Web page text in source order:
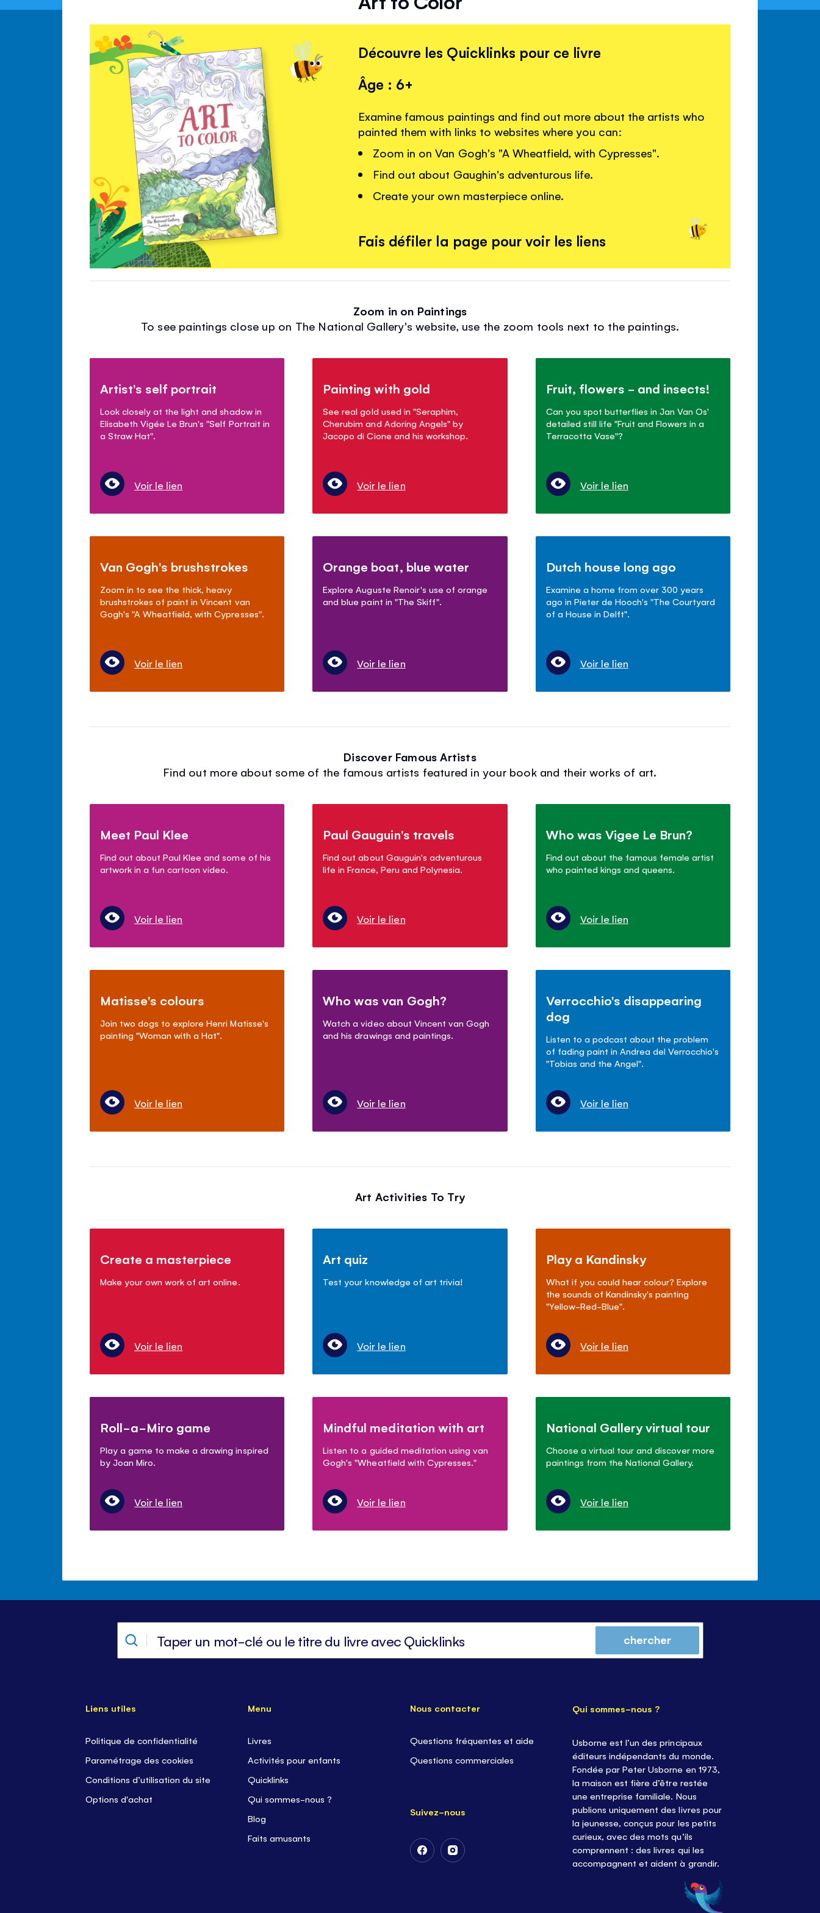
Découvre les Quicklinks pour ce livre
Âge : 6+
Examine famous paintings and find out more about the artists who
painted them with links to websites where you can:
Zoom in on Van Gogh's "A Wheatfield, with Cypresses".
Find out about Gaughin's adventurous life.
Create your own masterpiece online.
Fais défiler la page pour voir les liens
Zoom in on Paintings
To see paintings close up on The National Gallery's website, use the zoom tools next to the paintings.
Artist's self portrait
Look closely at the light and shadow in
Elisabeth Vigée Le Brun's "Self Portrait in
a Straw Hat".
Voir le lien
Painting with gold
See real gold used in "Seraphim,
Cherubim and Adoring Angels" by
Jacopo di Cione and his workshop.
Voir le lien
Fruit, flowers - and insects!
Can you spot butterflies in Jan Van Os'
detailed still life "Fruit and Flowers in a
Terracotta Vase"?
Voir le lien
Van Gogh's brushstrokes
Zoom in to see the thick, heavy
brushstrokes of paint in Vincent van
Gogh's "A Wheatfield, with Cypresses".
Voir le lien
Orange boat, blue water
Explore Auguste Renoir's use of orange
and blue paint in "The Skiff".
Voir le lien
Dutch house long ago
Examine a home from over 300 years
ago in Pieter de Hooch's "The Courtyard
of a House in Delft".
Voir le lien
Discover Famous Artists
Find out more about some of the famous artists featured in your book and their works of art.
Meet Paul Klee
Find out about Paul Klee and some of his
artwork in a fun cartoon video.
Voir le lien
Paul Gauguin's travels
Find out about Gauguin's adventurous
life in France, Peru and Polynesia.
Voir le lien
Who was Vigee Le Brun?
Find out about the famous female artist
who painted kings and queens.
Voir le lien
Matisse's colours
Join two dogs to explore Henri Matisse's
painting "Woman with a Hat".
Voir le lien
Who was van Gogh?
Watch a video about Vincent van Gogh
and his drawings and paintings.
Voir le lien
Verrocchio's disappearing
dog
Listen to a podcast about the problem
of fading paint in Andrea del Verrocchio's
"Tobias and the Angel".
Voir le lien
Art Activities To Try
Create a masterpiece
Make your own work of art online.
Voir le lien
Art quiz
Test your knowledge of art trivia!
Voir le lien
Play a Kandinsky
What if you could hear colour? Explore
the sounds of Kandinsky's painting
"Yellow-Red-Blue".
Voir le lien
Roll-a-Miro game
Play a game to make a drawing inspired
by Joan Miro.
Voir le lien
Mindful meditation with art
Listen to a guided meditation using van
Gogh's "Wheatfield with Cypresses."
Voir le lien
National Gallery virtual tour
Choose a virtual tour and discover more
paintings from the National Gallery.
Voir le lien
chercher
Liens utiles
Politique de confidentialité
Paramétrage des cookies
Conditions d’utilisation du site
Options d'achat
Menu
Livres
Activités pour enfants
Quicklinks
Qui sommes-nous ?
Blog
Faits amusants
Nous contacter
Questions fréquentes et aide
Questions commerciales
Suivez-nous
Suivez-Suivez-
Qui sommes-nous ?
Usborne est l’un des principaux
éditeurs indépendants du monde.
Fondée par Peter Usborne en 1973,
la maison est fière d’être restée
une entreprise familiale. Nous
publions uniquement des livres pour
la jeunesse, conçus pour les petits
curieux, avec des mots qu’ils
comprennent : des livres qui les
accompagnent et aident à grandir.